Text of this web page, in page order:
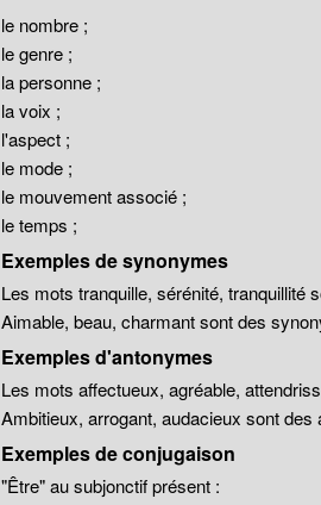
le nombre ;
le genre ;
la personne ;
la voix ;
l'aspect ;
le mode ;
le mouvement associé ;
le temps ;
Exemples de synonymes
Les mots tranquille, sérénité, tranquillité
Aimable, beau, charmant sont des
Exemples d'antonymes
Les mots affectueux, agréable,
Ambitieux, arrogant, audacieux sont
Exemples de conjugaison
"Être" au subjonctif présent :